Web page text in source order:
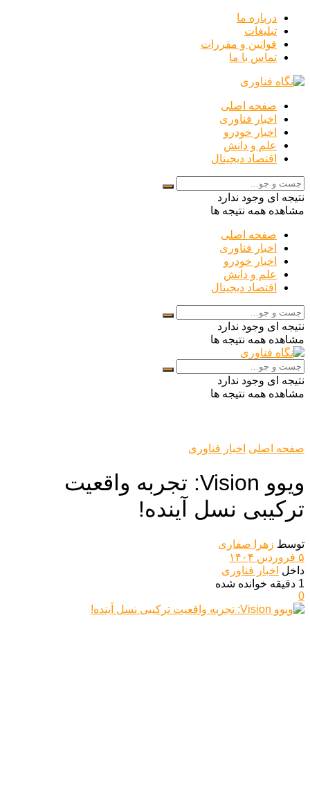
درباره ما
تبلیغات
قوانین و مقررات
تماس با ما
صفحه اصلی
اخبار فناوری
اخبار خودرو
علم و دانش
اقتصاد دیجیتال
نتیجه ای وجود ندارد
مشاهده همه نتیجه ها
صفحه اصلی
اخبار فناوری
اخبار خودرو
علم و دانش
اقتصاد دیجیتال
نتیجه ای وجود ندارد
مشاهده همه نتیجه ها
نتیجه ای وجود ندارد
مشاهده همه نتیجه ها
صفحه اصلی اخبار فناوری
ویوو Vision: تجربه واقعیت
ترکیبی نسل آینده!
توسط زهرا صفاری
۵ فروردین ۱۴۰۴
داخل اخبار فناوری
1 دقیقه خوانده شده
0